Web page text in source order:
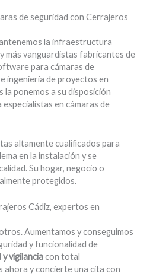
de seguridad con Cerrajeros
la infraestructura
más vanguardistas fabricantes de
para cámaras de
ingeniería de proyectos en
ponemos a su disposición
en cámaras de
altamente cualificados para
en la instalación y se
Su hogar, negocio o
protegidos.
Cádiz, expertos en
Aumentamos y conseguimos
y funcionalidad de
y vigilanciacon total
ahora y concierte una cita con